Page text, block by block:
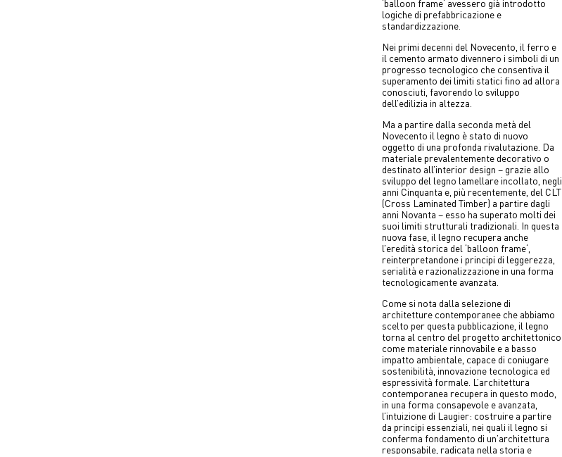
‘balloon frame‘ avessero già introdotto
logiche di prefabbricazione e
standardizzazione.
Nei primi decenni del Novecento, il ferro e
il cemento armato divennero i simboli di un
progresso tecnologico che consentiva il
superamento dei limiti statici fino ad allora
conosciuti, favorendo lo sviluppo
dell’edilizia in altezza.
Ma a partire dalla seconda metà del
Novecento il legno è stato di nuovo
oggetto di una profonda rivalutazione. Da
materiale prevalentemente decorativo o
destinato all’interior design – grazie allo
sviluppo del legno lamellare incollato, negli
anni Cinquanta e, più recentemente, del CLT
(Cross Laminated Timber) a partire dagli
anni Novanta – esso ha superato molti dei
suoi limiti strutturali tradizionali. In questa
nuova fase, il legno recupera anche
l’eredità storica del ‘balloon frame‘,
reinterpretandone i principi di leggerezza,
serialità e razionalizzazione in una forma
tecnologicamente avanzata.
Come si nota dalla selezione di
architetture contemporanee che abbiamo
scelto per questa pubblicazione, il legno
torna al centro del progetto architettonico
come materiale rinnovabile e a basso
impatto ambientale, capace di coniugare
sostenibilità, innovazione tecnologica ed
espressività formale. L’architettura
contemporanea recupera in questo modo,
in una forma consapevole e avanzata,
l’intuizione di Laugier: costruire a partire
da principi essenziali, nei quali il legno si
conferma fondamento di un’architettura
responsabile, radicata nella storia e